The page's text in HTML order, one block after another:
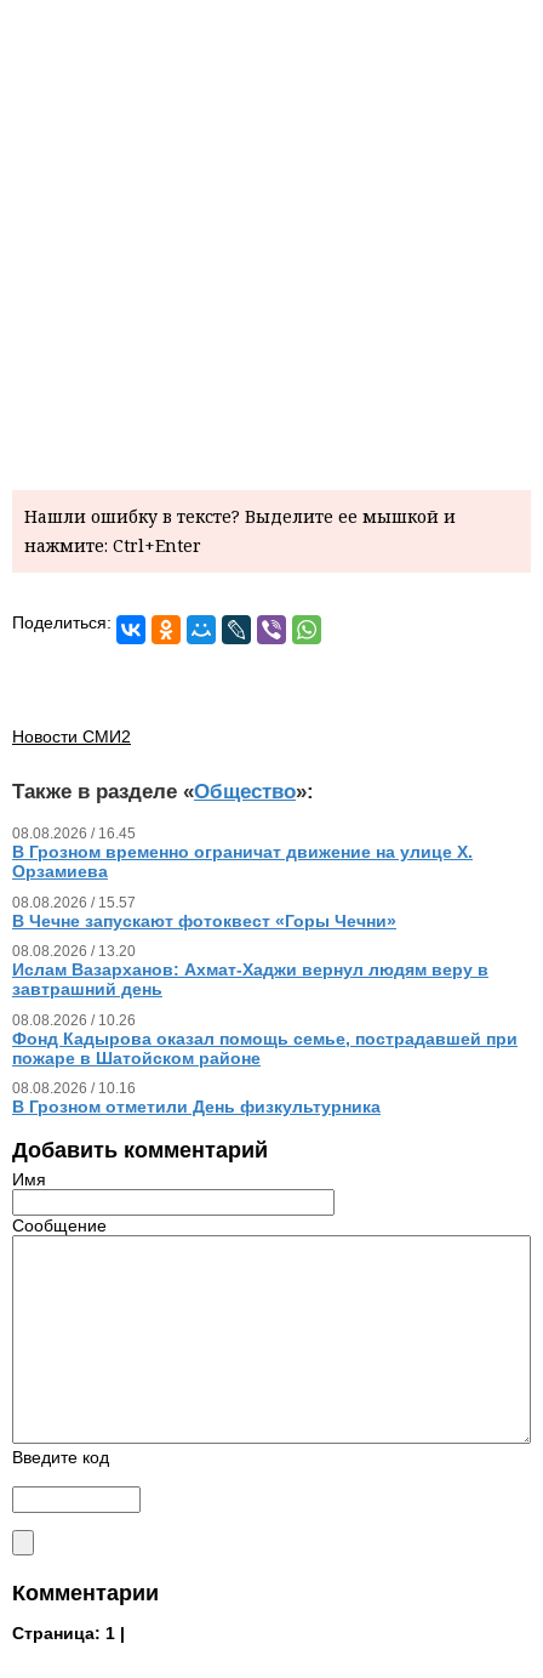
Нашли ошибку в тексте? Выделите ее мышкой и
нажмите: Ctrl+Enter
Поделиться:
Новости СМИ2
Также в разделе «Общество»:
08.08.2026 / 16.45
В Грозном временно ограничат движение на улице Х.
Орзамиева
08.08.2026 / 15.57
В Чечне запускают фотоквест «Горы Чечни»
08.08.2026 / 13.20
Ислам Вазарханов: Ахмат-Хаджи вернул людям веру в
завтрашний день
08.08.2026 / 10.26
Фонд Кадырова оказал помощь семье, пострадавшей при
пожаре в Шатойском районе
08.08.2026 / 10.16
В Грозном отметили День физкультурника
Добавить комментарий
Имя
Сообщение
Введите код
Комментарии
Страница: 1 |